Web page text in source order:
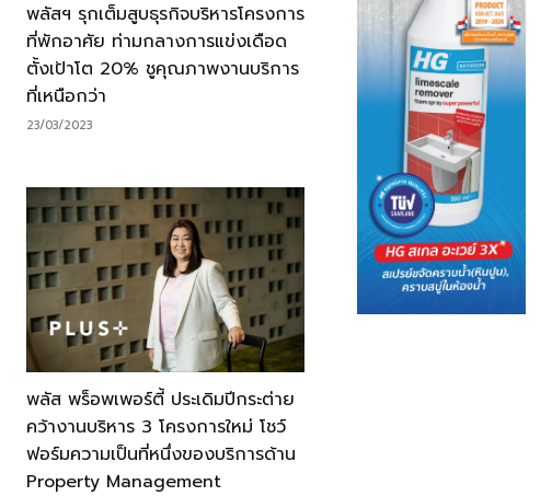
พลัสฯ รุกเต็มสูบธุรกิจบริหารโครงการ
ที่พักอาศัย ท่ามกลางการแข่งเดือด
ตั้งเป้าโต 20% ชูคุณภาพงานบริการ
ที่เหนือกว่า
23/03/2023
พลัส พร็อพเพอร์ตี้ ประเดิมปีกระต่าย
คว้างานบริหาร 3 โครงการใหม่ โชว์
ฟอร์มความเป็นที่หนึ่งของบริการด้าน
Property Management